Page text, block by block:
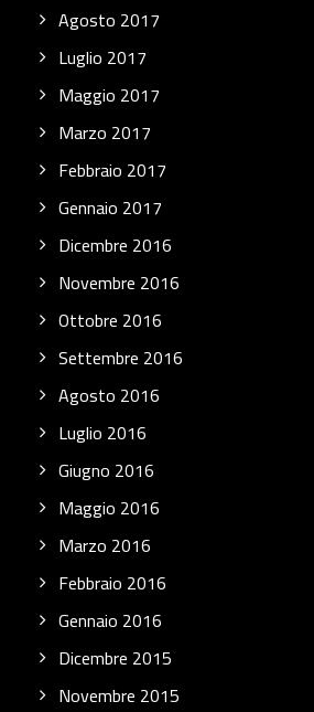
Agosto 2017
Luglio 2017
Maggio 2017
Marzo 2017
Febbraio 2017
Gennaio 2017
Dicembre 2016
Novembre 2016
Ottobre 2016
Settembre 2016
Agosto 2016
Luglio 2016
Giugno 2016
Maggio 2016
Marzo 2016
Febbraio 2016
Gennaio 2016
Dicembre 2015
Novembre 2015